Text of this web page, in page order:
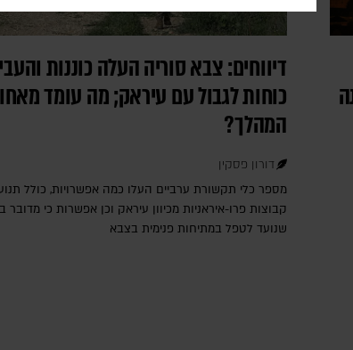
דיווחים: צבא סוריה העלה כוננות
כוחות לגבול עם עיראק; מה עומד
המהלך?
דורון פסקין
מספר כלי תקשורת ערביים העלו כמה אפשרויות, כולל
קבוצות פרו-איראניות מכיוון עיראק וכן אפשרות כי מדובר
שנועד לטפל במתיחות פנימית בצבא